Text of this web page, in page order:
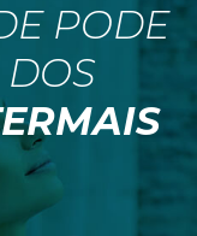
PODE